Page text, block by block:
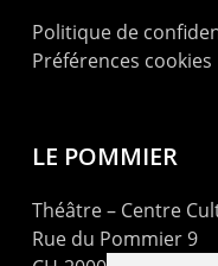
Politique de
Préférences cookies
LE POMMIER
Théâtre – Centre
Rue du Pommier 9